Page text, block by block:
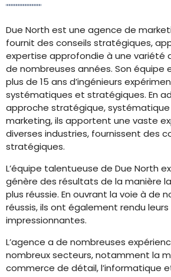
Due North est une agence de
fournit des conseils stratégiques,
expertise approfondie à une variété
de nombreuses années. Son équipe
plus de 15 ans d’ingénieurs
systématiques et stratégiques. En
approche stratégique,
marketing, ils apportent une vaste
diverses industries, fournissent des
stratégiques.
L’équipe talentueuse de Due North
génère des résultats de la manière
plus réussie. En ouvrant la voie à de
réussis, ils ont également rendu
impressionnantes.
L’agence a de nombreuses
nombreux secteurs, notamment la
commerce de détail, l’informatique